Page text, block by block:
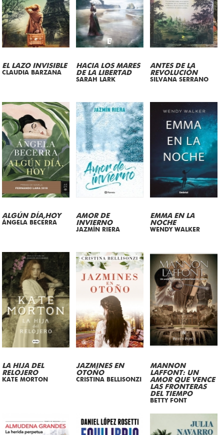
EL LAZO INVISIBLE
CLAUDIA BARZANA
HACIA LOS MARES
DE LA LIBERTAD
SARAH LARK
ANTES DE LA
REVOLUCIÓN
SILVANA SERRANO
ALGÚN DÍA,HOY
ÁNGELA BECERRA
AMOR DE
INVIERNO
JAZMÍN RIERA
EMMA EN LA
NOCHE
WENDY WALKER
LA HIJA DEL
RELOJERO
KATE MORTON
JAZMINES EN
OTOÑO
CRISTINA BELLISONZI
MANNON
LAFFONT: UN
AMOR QUE VENCE
LAS FRONTERAS
DEL TIEMPO
BETTY FONT